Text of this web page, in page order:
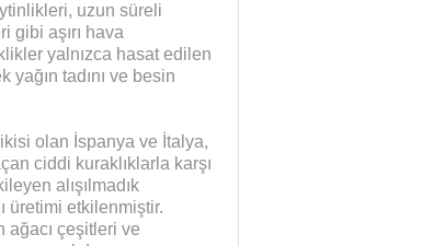
uzun süreli
gibi aşırı hava
yalnızca hasat edilen
yağın tadını ve besin
olan İspanya ve İtalya,
ciddi kuraklıklarla karşı
alışılmadık
üretimi etkilenmiştir.
ağacı çeşitleri ve